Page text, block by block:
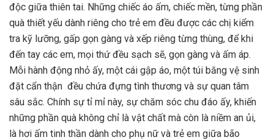
độc giữa thiên tai. Những chiếc áo ấm, chiếc mền, từng phần
quà thiết yếu dành riêng cho trẻ em đều được các chị kiểm
tra kỹ lưỡng, gấp gọn gàng và xếp riêng từng thùng, để khi
đến tay các em, mọi thứ đều sạch sẽ, gọn gàng và ấm áp.
Mỗi hành động nhỏ ấy, một cái gập áo, một túi băng vệ sinh
đặt cẩn thận đều chứa đựng tình thương và sự quan tâm
sâu sắc. Chính sự tỉ mỉ này, sự chăm sóc chu đáo ấy, khiến
những phần quà không chỉ là vật chất mà còn là niềm an ủi,
là hơi ấm tinh thần dành cho phụ nữ và trẻ em giữa bão